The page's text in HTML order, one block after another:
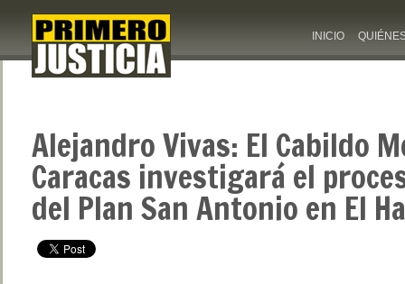
INICIO
Alejandro Vivas: El Cabildo
Caracas investigará el
del Plan San Antonio en El